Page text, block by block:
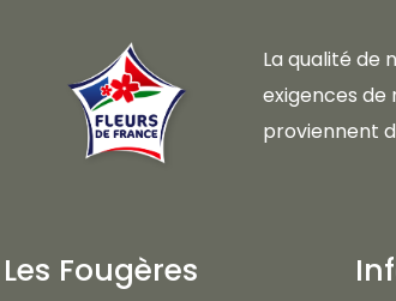
La qualité de
exigences de
proviennent
Les Fougères